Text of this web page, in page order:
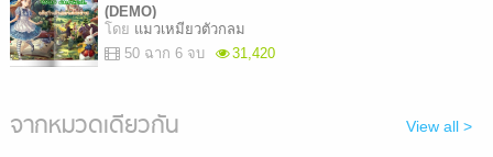
(DEMO)
โดย แมวเหมียวตัวกลม
50 ฉาก 6 จบ
31,420
จากหมวดเดียวกัน View all >